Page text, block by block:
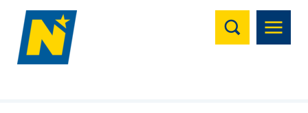
Suchen